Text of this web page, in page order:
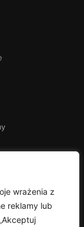
wrażenia z
reklamy lub